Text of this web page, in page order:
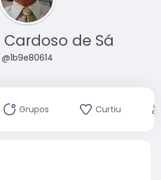
de Sá
@1b9e80614
Grupos Curtiu